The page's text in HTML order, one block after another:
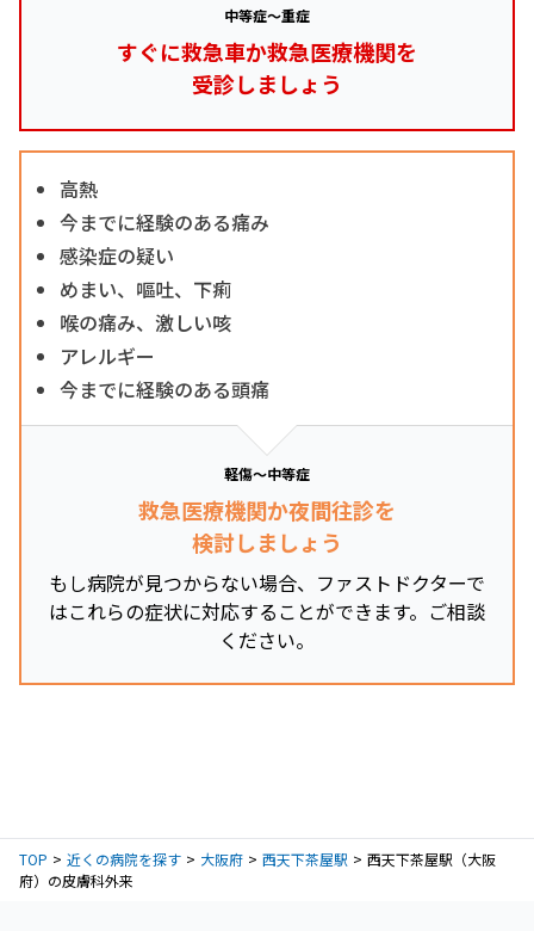
中等症～重症
すぐに救急車か救急医療機関を
受診しましょう
高熱
今までに経験のある痛み
感染症の疑い
めまい、嘔吐、下痢
喉の痛み、激しい咳
アレルギー
今までに経験のある頭痛
軽傷～中等症
救急医療機関か夜間往診を
検討しましょう
もし病院が見つからない場合、ファストドクターで
はこれらの症状に対応することができます。ご相談
ください。
TOP 近くの病院を探す 大阪府 西天下茶屋駅
西天下茶屋駅（大阪
府）の皮膚科外来